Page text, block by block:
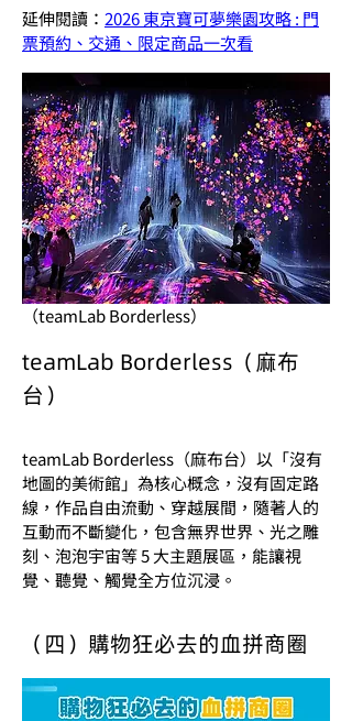
延伸閱讀： 2026 東京寶可夢樂園攻略 : 門
票預約、交通、限定商品一次看
（teamLab Borderless）
teamLab Borderless（麻布
台）
teamLab Borderless（麻布台）以「沒有
地圖的美術館」為核心概念，沒有固定路
線，作品自由流動、穿越展間，隨著人的
互動而不斷變化，包含無界世界、光之雕
刻、泡泡宇宙等 5 大主題展區，能讓視
覺、聽覺、觸覺全方位沉浸。
（四）購物狂必去的血拼商圈